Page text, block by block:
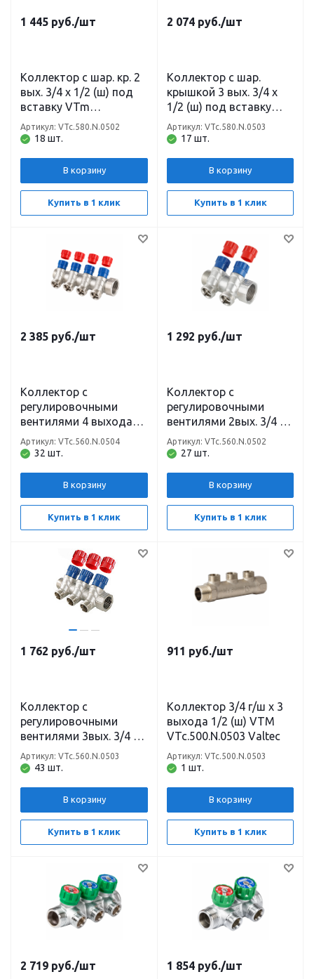
1 445 руб./шт
Коллектор с шар. кр. 2
вых. 3/4 х 1/2 (ш) под
вставку VTm
VTc.580.N.0502 Valtec
18 шт.
Артикул: VTc.580.N.0502
В корзину
Купить в 1 клик
2 074 руб./шт
Коллектор с шар.
крышкой 3 вых. 3/4 х
1/2 (ш) под вставку
VTm VTc.580.N.0503
Valtec
17 шт.
Артикул: VTc.580.N.0503
В корзину
Купить в 1 клик
2 385 руб./шт
Коллектор с
регулировочными
вентилями 4 выхода
3/4 х 1/2 (ш) VTm
VTc.560.N.0504 Valtec
32 шт.
Артикул: VTc.560.N.0504
В корзину
Купить в 1 клик
1 292 руб./шт
Коллектор с
регулировочными
вентилями 2вых. 3/4 х
1/2 (ш) VTm
VTc.560.N.0502 Valtec
27 шт.
Артикул: VTc.560.N.0502
В корзину
Купить в 1 клик
1 762 руб./шт
Коллектор с
регулировочными
вентилями 3вых. 3/4 х
1/2 (ш) VTm
VTc.560.N.0503 Valtec
43 шт.
Артикул: VTc.560.N.0503
В корзину
Купить в 1 клик
911 руб./шт
Коллектор 3/4 г/ш х 3
выхода 1/2 (ш) VTM
VTc.500.N.0503 Valtec
1 шт.
Артикул: VTc.500.N.0503
В корзину
Купить в 1 клик
2 719 руб./шт 1 854 руб./шт